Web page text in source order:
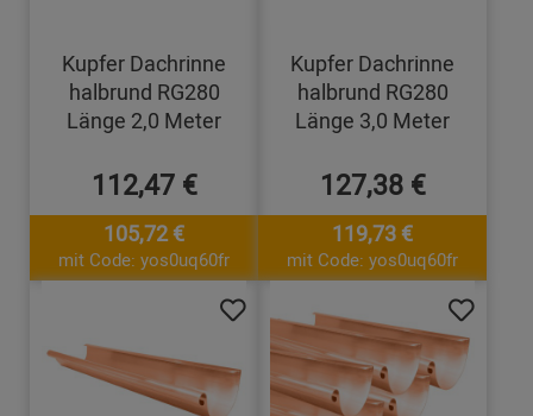
Kupfer Dachrinne
halbrund RG280
Länge 2,0 Meter
112,47 €
105,72 €
mit Code: yos0uq60fr
Kupfer Dachrinne
halbrund RG280
Länge 3,0 Meter
127,38 €
119,73 €
mit Code: yos0uq60fr